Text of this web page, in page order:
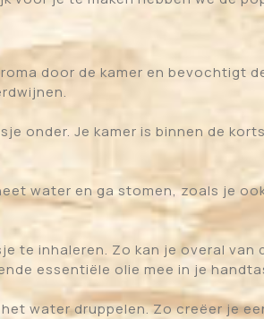
door de kamer en bevochtigt
onder. Je kamer is binnen de
water en ga stomen, zoals je
te inhaleren. Zo kan je overal van
essentiële olie mee in je
water druppelen. Zo creëer je